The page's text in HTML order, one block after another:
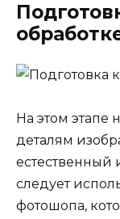
На этом
деталям
естественный
следует
фотошопа,